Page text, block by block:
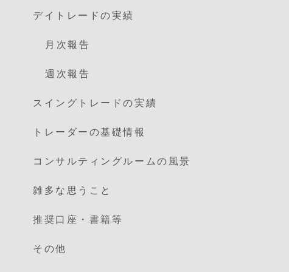
デイトレードの実績
月次報告
週次報告
スイングトレードの実績
トレーダーの基礎情報
コンサルティングルームの風景
雑多な思うこと
推奨口座・書籍等
その他